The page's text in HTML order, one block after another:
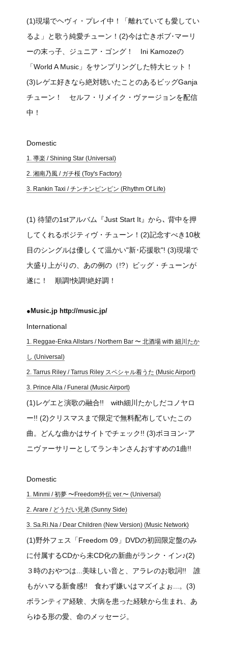
(1)現場でヘヴィ・プレイ中！「離れていても愛してい
るよ」と歌う純愛チューン！(2)今は亡きボブ･マーリ
ーの末っ子、ジュニア・ゴング！ Ini Kamozeの
「World A Music」をサンプリングした特大ヒット！
(3)レゲエ好きなら絶対聴いたことのあるビッグGanja
チューン！ セルフ・リメイク・ヴァージョンを配信
中！
Domestic
1. 導楽 / Shining Star (Universal)
2. 湘南乃風 / ガチ桜 (Toy's Factory)
3. Rankin Taxi / チンチンピンピン (Rhythm Of Life)
(1) 待望の1stアルバム『Just Start It』から､ 背中を押
してくれるポジティヴ・チューン！(2)記念すべき10枚
目のシングルは優しくて温かい"新･応援歌"! (3)現場で
大盛り上がりの、あの例の（!?）ビッグ・チューンが
遂に！ 順調!快調!絶好調！
●Music.jp http://music.jp/
International
1. Reggae-Enka Allstars / Northern Bar 〜 北酒場 with 細川たか
し (Universal)
2. Tarrus Riley / Tarrus Riley スペシャル着うた (Music Airport)
3. Prince Alla / Funeral (Music Airport)
(1)レゲエと演歌の融合!! with細川たかしだコノヤロ
ー!! (2)クリスマスまで限定で無料配布していたこの
曲。どんな曲かはサイトでチェック!! (3)ボヨヨン･ア
ニヴァーサリーとしてランキンさんおすすめの1曲!!
Domestic
1. Minmi / 初夢 〜Freedom外伝 ver.〜 (Universal)
2. Arare / どうだい兄弟 (Sunny Side)
3. Sa.Ri.Na / Dear Children (New Version) (Music Network)
(1)野外フェス「Freedom 09」DVDの初回限定盤のみ
に付属するCDから未CD化の新曲がランク・イン♪(2)
３時のおやつは...美味しい音と、アラレのお歌詞!! 誰
もがハマる新食感!! 食わず嫌いはマズイよぉ...。(3)
ボランティア経験、大病を患った経験から生まれ、あ
らゆる形の愛、命のメッセージ。